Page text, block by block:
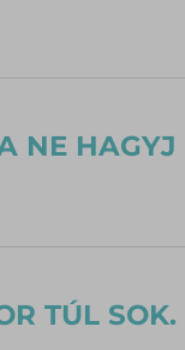
NE HAGYJ
TÚL